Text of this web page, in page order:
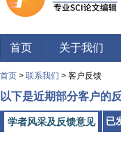
首页 关于我们
首页 > 联系我们 > 客户反馈
以下是近期部分客户的
学者风采及反馈意见 已